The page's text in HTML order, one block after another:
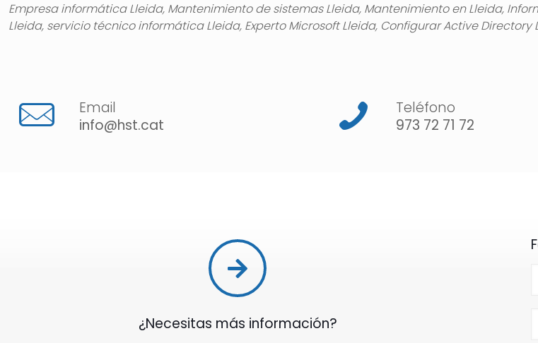
Empresa informática Lleida, Mantenimiento de sistemas Lleida, Mantenimiento en Lleida,
Lleida, servicio técnico informática Lleida, Experto Microsoft Lleida, Configurar Active Directory
Email
info@hst.cat
Teléfono
973 72 71 72
¿Necesitas más información?